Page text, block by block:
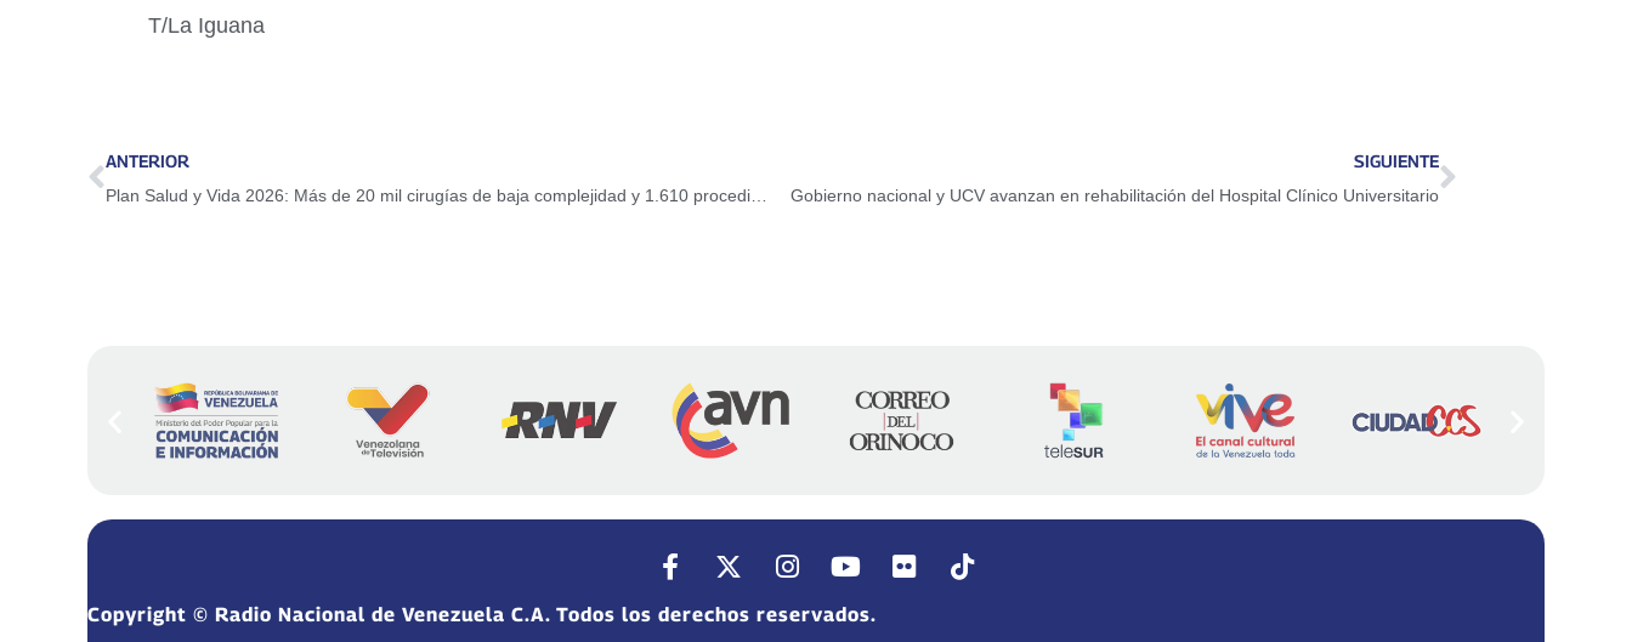
T/La Iguana
ANTERIOR SIGUIENTE
Gobierno nacional y UCV avanzan en rehabilitación del Hospital Clínico Universitario
Copyright © Radio Nacional de Venezuela C.A. Todos los derechos reservados.